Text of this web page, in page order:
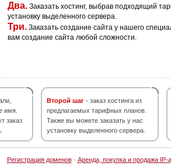
Два. Заказать хостинг, выбрав подходящий
установку выделенного сервера.
Три. Заказать создание сайта у нашего
вам создание сайта любой сложности.
имя.
заказ
Второй шаг - заказ хостинга из
предлагаемых тарифных планов.
Также вы можете заказать у нас
установку выделенного сервера.
Регистрация доменов· Аренда, покупка и продажа IP-